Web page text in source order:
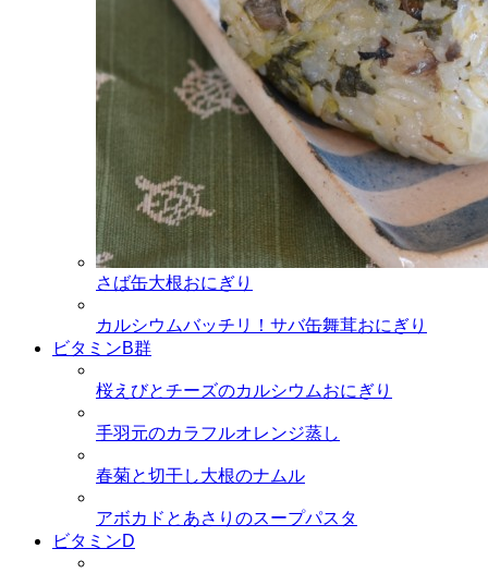
さば缶大根おにぎり
カルシウムバッチリ！サバ缶舞茸おにぎり
ビタミンB群
桜えびとチーズのカルシウムおにぎり
手羽元のカラフルオレンジ蒸し
春菊と切干し大根のナムル
アボカドとあさりのスープパスタ
ビタミンD